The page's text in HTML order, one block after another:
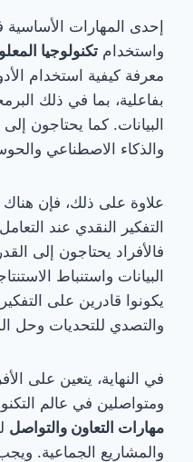
إحدى المهارات
واستخدام تكنولوجيا
معرفة كيفية استخدام
بفاعلية، بما في ذلك
البيانات. كما يحتاجون
والذكاء الاصطناعي
علاوة على ذلك، فإن
التفكير النقدي عند
فالأفراد يحتاجون إلى
البيانات واستنباط
يكونوا قادرين على
والتصدي للتحديات وحل
في النهاية، يتعين على
ومتواصلين في عالم
مهارات التعاون والتواصل
والمشاريع الجماعية.